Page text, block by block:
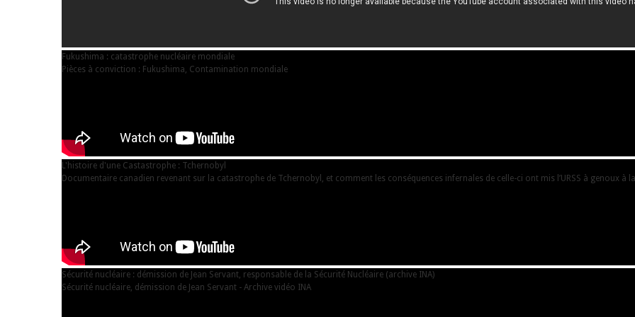
Fukushima : catastrophe nucléaire mondiale
Pièces à conviction : Fukushima, Contamination mondiale
L'histoire d'une Castastrophe : Tchernobyl
Documentaire canadien revenant sur la catastrophe de Tchernobyl, et comment les conséquences infernales de celle-ci ont mis l’URSS à genoux à
Sécurité nucléaire : démission de Jean Servant, responsable de la Sécurité Nucléaire (archive INA)
Sécurité nucléaire, démission de Jean Servant - Archive vidéo INA